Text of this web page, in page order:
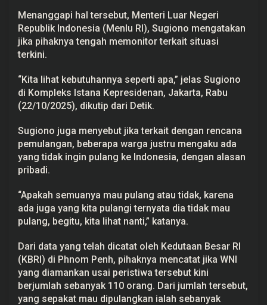
M
n
l
S
e
b
u
t
d
a
y
a
i
d
a
k
B
r
e
n
a
n
Menanggapi hal tersebut, Menteri Luar Negeri
Republik Indonesia (Menlu RI), Sugiono mengatakan
jika pihaknya tengah memonitor terkait situasi
terkini.
“Kita lihat kebutuhannya seperti apa,” jelas Sugiono
di Kompleks Istana Kepresidenan, Jakarta, Rabu
(22/10/2025), dikutip dari Detik.
Sugiono juga menyebut jika terkait dengan rencana
pemulangan, beberapa warga justru mengaku ada
yang tidak ingin pulang ke Indonesia, dengan alasan
pribadi.
“Apakah semuanya mau pulang atau tidak, karena
ada juga yang kita pulangi ternyata dia tidak mau
pulang, begitu, kita lihat nanti,” katanya.
Dari data yang telah dicatat oleh Kedutaan Besar RI
(KBRI) di Phnom Penh, pihaknya mencatat jika WNI
yang diamankan usai peristiwa tersebut kini
berjumlah sebanyak 110 orang. Dari jumlah tersebut,
yang sepakat mau dipulangkan ialah sebanyak